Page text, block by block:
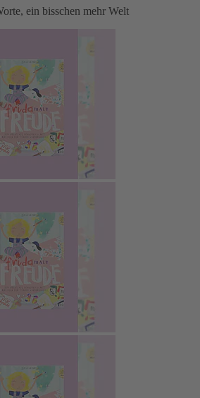
ein bisschen mehr Welt